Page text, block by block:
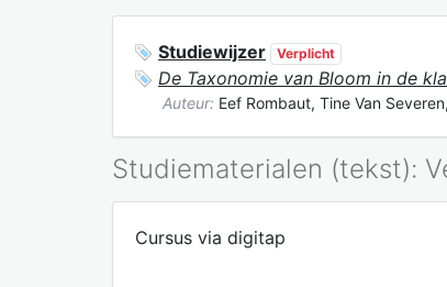
Studiewijzer Verplicht
De Taxonomie van Bloom in de
Auteur: Eef Rombaut, Tine Van
Studiematerialen (tekst):
Cursus via digitap